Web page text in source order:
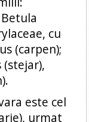
cu
(carpen);
(stejar),
este cel
urmat